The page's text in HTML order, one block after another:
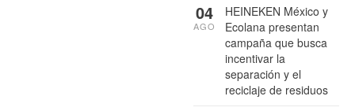
HEINEKEN México y
Ecolana presentan
campaña que busca
incentivar la
separación y el
reciclaje de residuos
04
AGO